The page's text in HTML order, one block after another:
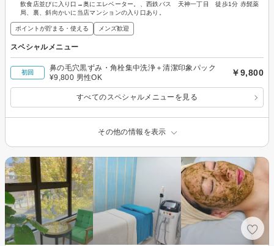
飲食店並びに入り口→奥にエレベーター。、西鉄バス 天神一丁目 徒歩1分 赤髭薬
局、裏、斜向かいに当店マンションの入り口あり。
ポイントが貯まる・使える メンズ歓迎
スペシャルメニュー
初回
鼻の毛穴黒ずみ・角栓集中洗浄＋清潔印象パック
¥9,800 男性OK
￥9,800
すべてのスペシャルメニューを見る
その他の情報を表示